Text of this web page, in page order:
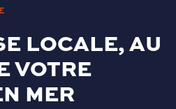
LOCALE, AU
VOTRE
MER